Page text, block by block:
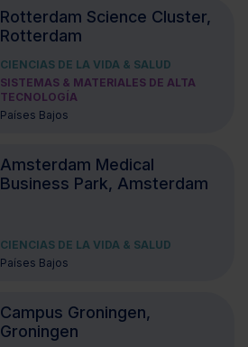
CIENCIAS DE LA VIDA & SALUD
SISTEMAS & MATERIALES DE ALTA
TECNOLOGÍA
Países Bajos
Rotterdam Science Cluster,
Rotterdam
CIENCIAS DE LA VIDA & SALUD
Países Bajos
Amsterdam Medical
Business Park, Amsterdam
Campus Groningen,
Groningen